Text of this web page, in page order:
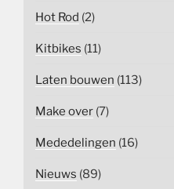
Hot Rod (2)
Kitbikes (11)
Laten bouwen (113)
Make over (7)
Mededelingen (16)
Nieuws (89)